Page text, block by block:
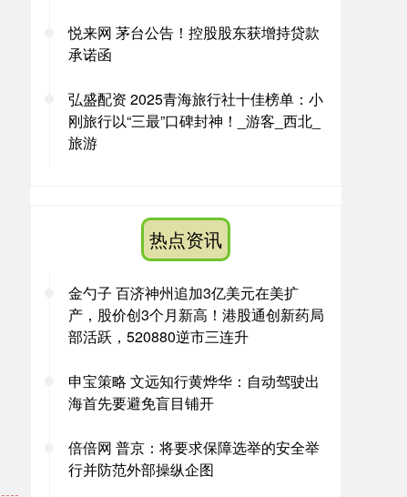
悦来网 茅台公告！控股股东获增持贷款
承诺函
弘盛配资 2025青海旅行社十佳榜单：小
刚旅行以“三最”口碑封神！_游客_西北_
旅游
热点资讯
金勺子 百济神州追加3亿美元在美扩
产，股价创3个月新高！港股通创新药局
部活跃，520880逆市三连升
申宝策略 文远知行黄烨华：自动驾驶出
海首先要避免盲目铺开
倍倍网 普京：将要求保障选举的安全举
行并防范外部操纵企图